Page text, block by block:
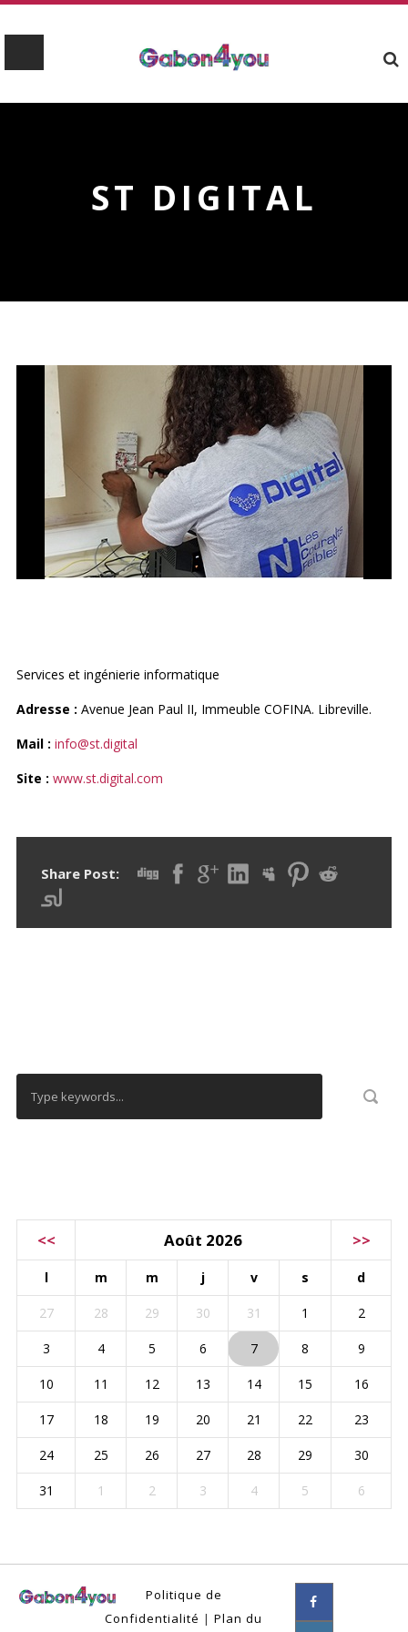
ST DIGITAL
Services et ingénierie informatique
Adresse : Avenue Jean Paul II, Immeuble COFINA. Libreville.
Mail : info@st.digital
Site : www.st.digital.com
Share Post:
<< Août 2026 >>
l m m j v s d
27 28 29 30 31 1 2
3 4 5 6 7 8 9
10 11 12 13 14 15 16
17 18 19 20 21 22 23
24 25 26 27 28 29 30
31 1 2 3 4 5 6
Politique de
Confidentialité | Plan du